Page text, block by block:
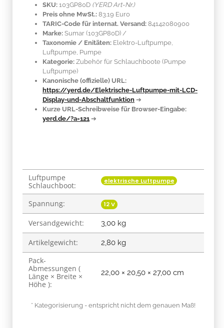
SKU: 103GP80D (YERD Art-Nr.)
Preis ohne MwSt.: 83.19 Euro
TARIC-Code für internat. Versand: 84142080900
Marke: Sumar (103GP80D) /
Taxonomie / Enitäten: Elektro-Luftpumpe,
Luftpumpe, Pumpe
Kategorie: Zubehör für Schlauchboote (Pumpe
Luftpumpe)
Kanonische (offizielle) URL:
https://yerd.de/Elektrische-Luftpumpe-mit-LCD-
Display-und-Abschaltfunktion ➔
Kurze URL-Schreibweise für Browser-Eingabe:
yerd.de/?a=121 ➔
Produkteigenschaft
Wert
Luftpumpe
Schlauchboot:
elektrische Luftpumpe
Spannung: 12 V
Versandgewicht: 3,00 kg
Artikelgewicht: 2,80 kg
Pack-
Abmessungen (
Länge × Breite ×
Höhe ):
22,00 × 20,50 × 27,00 cm
* Kategorisierung - entspricht nicht dem genauen Maß!